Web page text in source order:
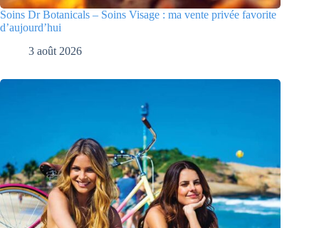
Soins Dr Botanicals – Soins Visage : ma vente privée favorite
d’aujourd’hui
3 août 2026